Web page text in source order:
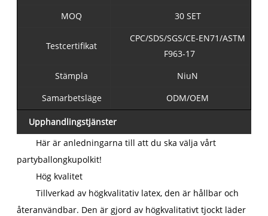
MOQ
30 SET
Testcertifikat
CPC/SDS/SGS/CE-EN71/ASTM
F963-17
Stämpla
NiuN
Samarbetsläge
ODM/OEM
Upphandlingstjänster
Här är anledningarna till att du ska välja vårt
partyballongkupolkit!
Hög kvalitet
Tillverkad av högkvalitativ latex, den är hållbar och
återanvändbar. Den är gjord av högkvalitativt tjockt läder